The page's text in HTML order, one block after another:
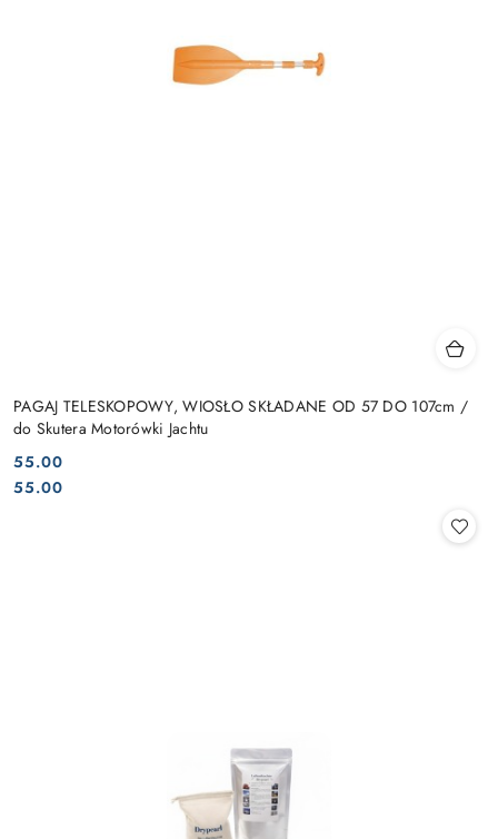
PAGAJ TELESKOPOWY, WIOSŁO SKŁADANE OD 57 DO 107cm /
do Skutera Motorówki Jachtu
Cena:
55.00
Cena:
55.00